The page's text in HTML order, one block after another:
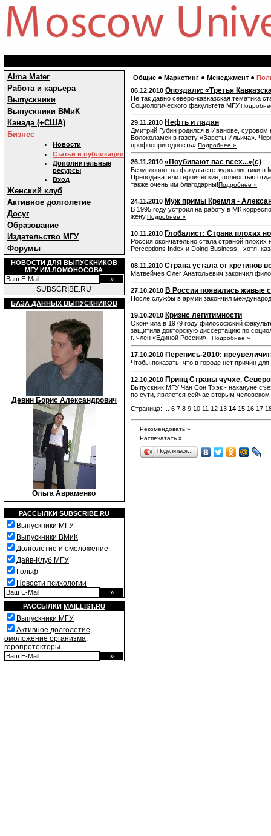
Alma Mater
Работа и карьера
Выпускники
Выпускники ВМиК
Канада (+США)
Бизнес
Новости
Статьи и публикации
Дополнительные
ресурсы
Вход
Женский клуб
Активное долголетие
Досуг
Образование
Издательство МГУ
Форумы
НОВОСТИ ДЛЯ ВЫПУСКНИКОВ
МГУ ИМ.ЛОМОНОСОВА
SUBSCRIBE.RU
БАЗА ДАННЫХ ВЫПУСКНИКОВ
Девин Борис Александрович
Ольга Авраменко
РАССЫЛКИ SUBSCRIBE.RU
Выпускники МГУ
Выпускники ВМиК
Долголетие и омоложение
Дайв-Клуб МГУ
Гольф
Новости психологии
РАССЫЛКИ MAILLIST.RU
Выпускники МГУ
Активное долголетие,
омоложение организма,
геропротекторы
Общие ● Маркетинг ● Менеджмент ●
06.12.2010 Опоздали: «Третья
Не так давно северо-кавказская тематика
Социологического факультета МГУ.
29.11.2010 Нефть и ладан
Дмитрий Губин родился в Иванове,
Волоколамск в газету «Заветы Ильича».
профнепригодность». Подробнее »
26.11.2010 «Поубивают вас всех...»(с)
Безусловно, на факультете журналистики
Преподаватели героические, полностью
также очень им благодарны!Подробнее »
24.11.2010 Муж примы Кремля -
В 1995 году устроил на работу в МК
жену.Подробнее »
10.11.2010 Глобалист: Страна плохих
Россия окончательно стала страной
Perceptions Index и Doing Business - хотя,
08.11.2010 Страна устала от кретинов
Матвейчев Олег Анатольевич закончил
27.10.2010 В России появились живые
После службы в армии закончил
19.10.2010 Кризис легитимности
Окончила в 1979 году философский
защитила докторскую диссертацию по
г. член «Единой России»... Подробнее »
17.10.2010 Перепись-2010:
Чтобы показать, что в городе нет причин
12.10.2010 Принц Страны чучхе.
Выпускник МГУ Чан Сон Тхэк - накануне
по сути, является сейчас вторым человеком
Страница:
6 7 8 9 10 11 12 13 14 15 16 17
Рекомендовать »
Распечатать »
Поделиться…